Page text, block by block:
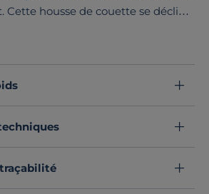
Cette housse de couette se décline
polaires ou les tonalités chaudes
avec toutes vos parures